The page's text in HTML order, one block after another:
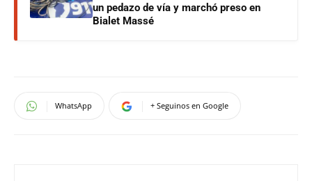
un pedazo de vía y marchó preso en
Bialet Massé
WhatsApp + Seguinos en Google